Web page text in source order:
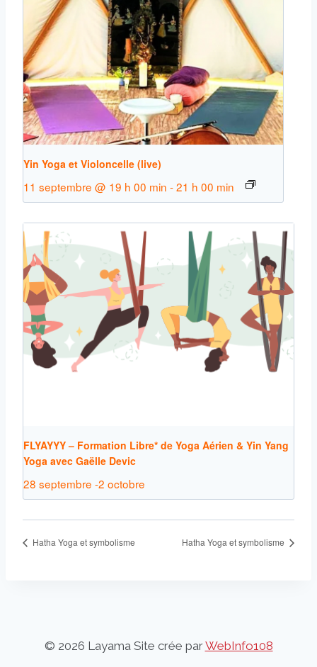
Yin Yoga et Violoncelle (live)
11 septembre @ 19 h 00 min -21 h 00 min
FLYAYYY – Formation Libre* de Yoga Aérien & Yin Yang
Yoga avec Gaëlle Devic
28 septembre -2 octobre
Hatha Yoga et symbolisme Hatha Yoga et symbolisme
© 2026 Layama Site crée parWebInfo108